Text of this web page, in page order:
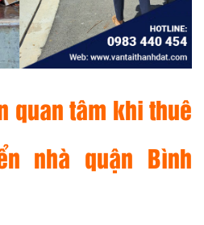
quan tâm khi thuê
nhà quận Bình